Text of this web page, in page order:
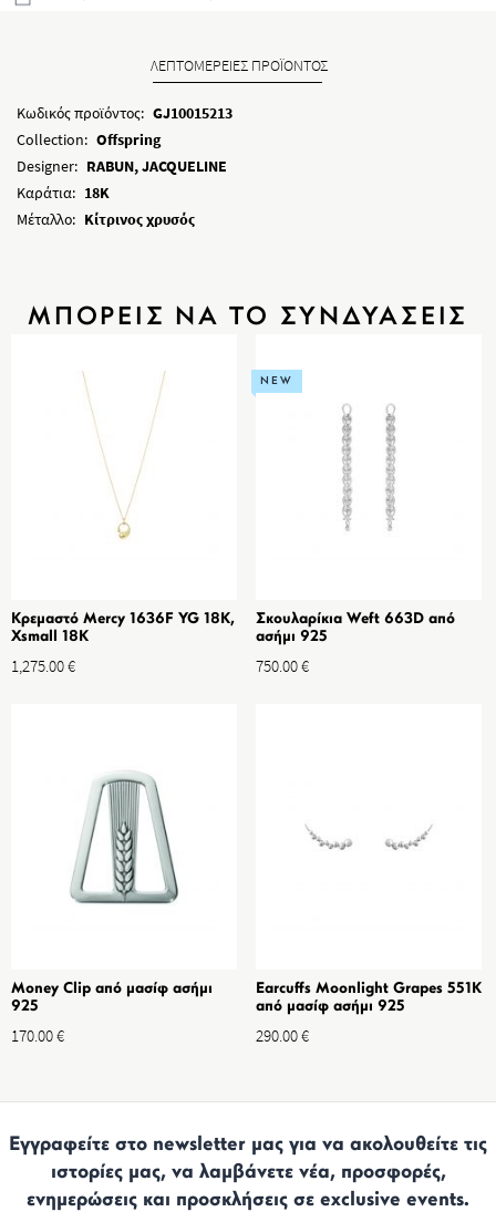
ΛΕΠΤΟΜΕΡΕΙΕΣ ΠΡΟΪΟΝΤΟΣ
Κωδικός προϊόντος: GJ10015213
Collection: Offspring
Designer: RABUN, JACQUELINE
Καράτια: 18K
Μέταλλο: Κίτρινος χρυσός
ΜΠΟΡΕΙΣ ΝΑ ΤΟ ΣΥΝΔΥΑΣΕΙΣ
Κρεμαστό Mercy 1636F YG 18K,
Xsmall 18K
1,275.00€
NEW
Σκουλαρίκια Weft 663D από
ασήμι 925
750.00€
Money Clip από μασίφ ασήμι
925
170.00€
Earcuffs Moonlight Grapes 551K
από μασίφ ασήμι 925
290.00€
Εγγραφείτε στο newsletter μας για να ακολουθείτε τις
ιστορίες μας, να λαμβάνετε νέα, προσφορές,
ενημερώσεις και προσκλήσεις σε exclusive events.